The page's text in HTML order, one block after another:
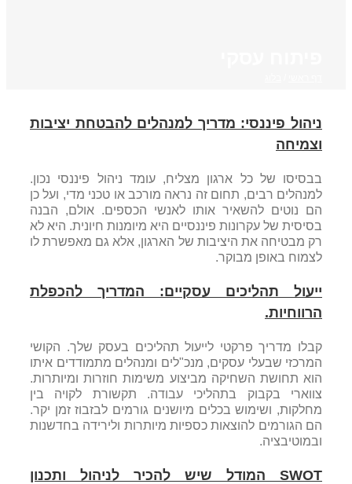
ניהול פיננסי: מדריך למנהלים להבטחת יציבות
וצמיחה
בבסיסו של כל ארגון מצליח, עומד ניהול פיננסי נכון.
למנהלים רבים, תחום זה נראה מורכב או טכני מדי, ועל כן
הם נוטים להשאיר אותו לאנשי הכספים. אולם, הבנה
בסיסית של עקרונות פיננסיים היא מיומנות חיונית. היא לא
רק מבטיחה את היציבות של הארגון, אלא גם מאפשרת לו
לצמוח באופן מבוקר.
ייעול תהליכים עסקיים: המדריך להכפלת
הרווחיות.
קבלו מדריך פרקטי לייעול תהליכים בעסק שלך. הקושי
המרכזי שבעלי עסקים, מנכ"לים ומנהלים מתמודדים איתו
הוא תחושת השחיקה מביצוע משימות חוזרות ומיותרות.
צווארי בקבוק בתהליכי עבודה. תקשורת לקויה בין
מחלקות, ושימוש בכלים מיושנים גורמים לבזבוז זמן יקר.
הם הגורמים להוצאות כספיות מיותרות ולירידה בחדשנות
ובמוטיבציה.
SWOT המודל שיש להכיר לניהול ותכנון